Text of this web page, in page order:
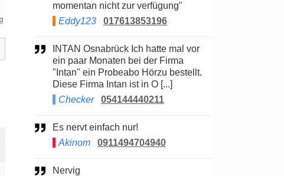
momentan nicht zur verfügung"
Eddy123
017613853196
ein paar Monaten bei der Firma
"Intan" ein Probeabo Hörzu bestellt.
Diese Firma Intan ist in O [...]
Checker
054144440211
Es nervt einfach nur!
Akinom
0911494704940
Nervig